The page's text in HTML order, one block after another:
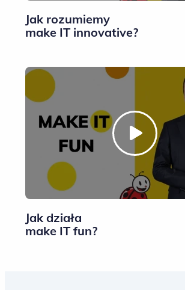
Jak rozumiemy
make IT innovative?
Jak działa
make IT fun?